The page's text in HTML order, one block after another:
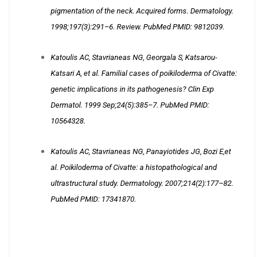
pigmentation of the neck. Acquired forms. Dermatology.
1998;197(3):291–6. Review. PubMed PMID: 9812039.
Katoulis AC, Stavrianeas NG, Georgala S, Katsarou-
Katsari A, et al. Familial cases of poikiloderma of Civatte:
genetic implications in its pathogenesis? Clin Exp
Dermatol. 1999 Sep;24(5):385–7. PubMed PMID:
10564328.
Katoulis AC, Stavrianeas NG, Panayiotides JG, Bozi E,et
al. Poikiloderma of Civatte: a histopathological and
ultrastructural study. Dermatology. 2007;214(2):177–82.
PubMed PMID: 17341870.